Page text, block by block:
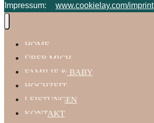
Impressum:
www.cookielay.com/imprint
HOME
ÜBER MICH
FAMILIE & BABY
HOCHZEIT
LEISTUNGEN
KONTAKT